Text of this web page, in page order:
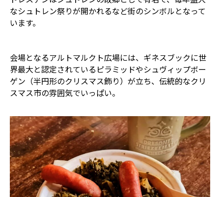
なシュトレン祭りが開かれるなど街のシンボルとなって
います。
会場となるアルトマルクト広場には、ギネスブックに世
界最大と認定されているピラミッドやシュヴィップボー
ゲン（半円形のクリスマス飾り）が立ち、伝統的なクリ
スマス市の雰囲気でいっぱい。